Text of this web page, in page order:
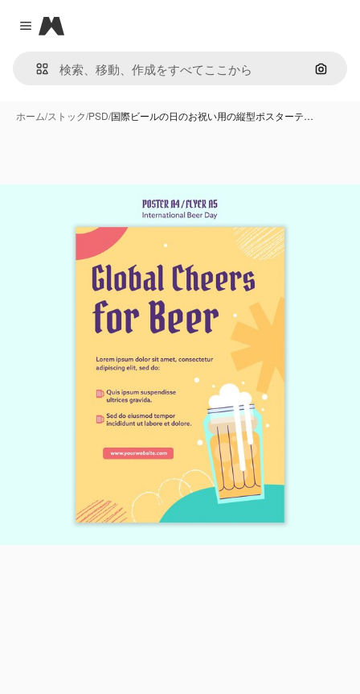
Close menu
Magnific
画像で
ホーム/ストック/PSD/国際ビールの日のお祝い用の縦型ポスターテ…